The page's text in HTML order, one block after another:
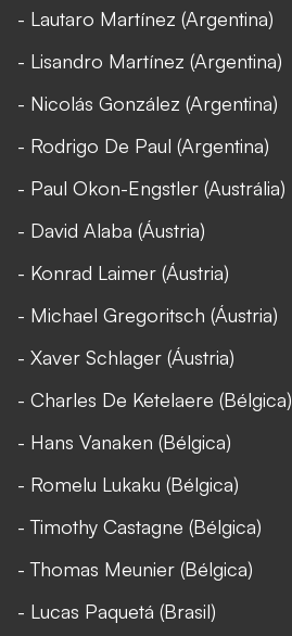
- Lautaro Martínez (Argentina)
- Lisandro Martínez (Argentina)
- Nicolás González (Argentina)
- Rodrigo De Paul (Argentina)
- Paul Okon-Engstler (Austrália)
- David Alaba (Áustria)
- Konrad Laimer (Áustria)
- Michael Gregoritsch (Áustria)
- Xaver Schlager (Áustria)
- Charles De Ketelaere (Bélgica)
- Hans Vanaken (Bélgica)
- Romelu Lukaku (Bélgica)
- Timothy Castagne (Bélgica)
- Thomas Meunier (Bélgica)
- Lucas Paquetá (Brasil)